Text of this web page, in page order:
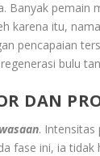
Banyak pemain
karena itu,
pencapaian
bulu
DAN
. Intensitas
fase ini, ia